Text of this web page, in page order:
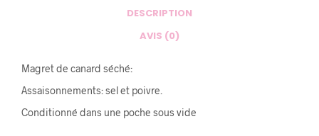
DESCRIPTION
AVIS (0)
Magret de canard séché:
Assaisonnements: sel et poivre.
Conditionné dans une poche sous vide